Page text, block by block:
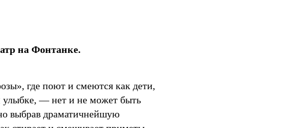
на Фонтанке.
где поют и смеются как дети,
улыбке, — нет и не может быть
выбрав драматичнейшую